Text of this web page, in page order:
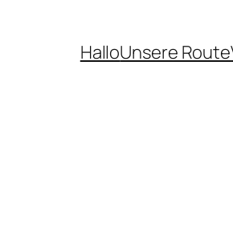
HalloUnsere Route